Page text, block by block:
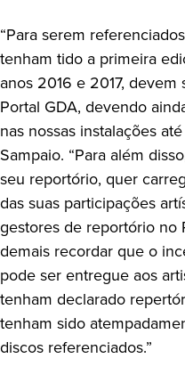
“Para serem
tenham tido a primeira
anos 2016 e 2017,
Portal GDA, devendo
nas nossas instalações
Sampaio. “Para além
seu reportório, quer
das suas participações
gestores de reportório no
demais recordar que o
pode ser entregue aos
tenham declarado
tenham sido
discos referenciados.”